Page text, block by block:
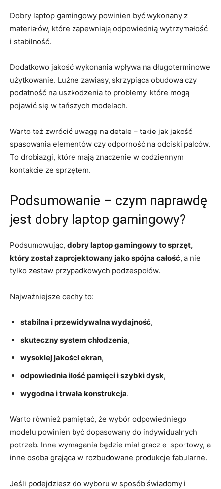
Dobry laptop gamingowy powinien być wykonany z
materiałów, które zapewniają odpowiednią wytrzymałość
i stabilność.
Dodatkowo jakość wykonania wpływa na długoterminowe
użytkowanie. Luźne zawiasy, skrzypiąca obudowa czy
podatność na uszkodzenia to problemy, które mogą
pojawić się w tańszych modelach.
Warto też zwrócić uwagę na detale – takie jak jakość
spasowania elementów czy odporność na odciski palców.
To drobiazgi, które mają znaczenie w codziennym
kontakcie ze sprzętem.
Podsumowanie – czym naprawdę
jest dobry laptop gamingowy?
Podsumowując, dobry laptop gamingowy to sprzęt,
który został zaprojektowany jako spójna całość, a nie
tylko zestaw przypadkowych podzespołów.
Najważniejsze cechy to:
stabilna i przewidywalna wydajność,
skuteczny system chłodzenia,
wysokiej jakości ekran,
odpowiednia ilość pamięci i szybki dysk,
wygodna i trwała konstrukcja.
Warto również pamiętać, że wybór odpowiedniego
modelu powinien być dopasowany do indywidualnych
potrzeb. Inne wymagania będzie miał gracz e-sportowy, a
inne osoba grająca w rozbudowane produkcje fabularne.
Jeśli podejdziesz do wyboru w sposób świadomy i